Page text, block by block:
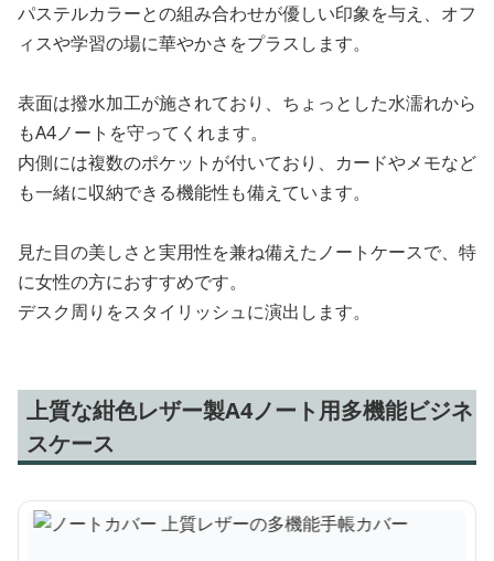
パステルカラーとの組み合わせが優しい印象を与え、オフ
ィスや学習の場に華やかさをプラスします。
表面は撥水加工が施されており、ちょっとした水濡れから
もA4ノートを守ってくれます。
内側には複数のポケットが付いており、カードやメモなど
も一緒に収納できる機能性も備えています。
見た目の美しさと実用性を兼ね備えたノートケースで、特
に女性の方におすすめです。
デスク周りをスタイリッシュに演出します。
上質な紺色レザー製A4ノート用多機能ビジネ
スケース